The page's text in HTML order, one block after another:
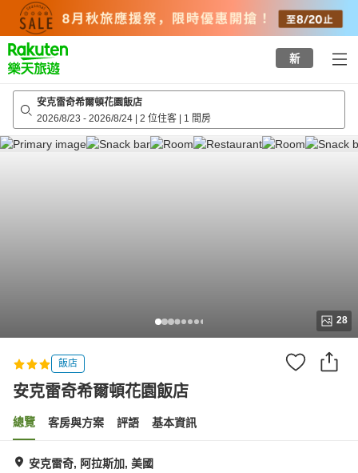
top
page
新
安克雷奇希爾頓花園飯店
2026/8/23 - 2026/8/24 | 2 位住客 | 1 間房
28
飯店
安克雷奇希爾頓花園飯店
總覽 客房與方案 評語 基本資訊
安克雷奇, 阿拉斯加, 美國